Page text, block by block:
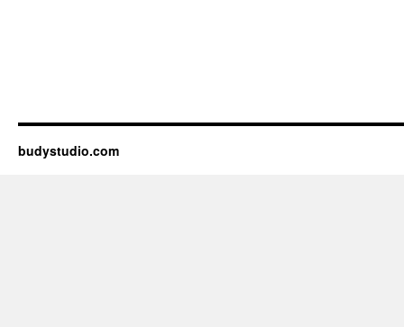
budystudio.com